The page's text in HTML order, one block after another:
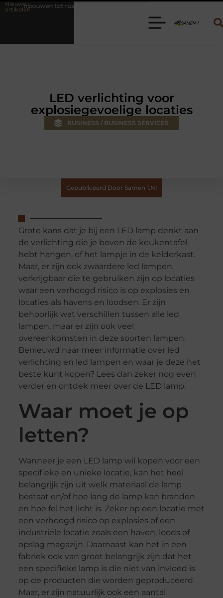
Nieuwe
artikelenmet een gietvloer in Brabant
LED verlichting voor
explosiegevoelige locaties
BUSINESS / BUSINESS SERVICES
Gepubliceerd Door Samen 1.nl
Grote kans dat je bij een LED lamp denkt aan
de verlichting die je boven de keukentafel
hebt hangen, of het lampje in de kelderkast.
Maar, er zijn ook zwaardere led lampen
verkrijgbaar die te gebruiken zijn op locaties
waar een verhoogd risico is op explosies en
locaties als havens en loodsen. Er zijn
behoorlijk wat verschillen tussen alle led
lampen, maar er zijn ook veel
overeenkomsten in deze soorten lampen.
Benieuwd naar meer informatie over led
verlichting en led lampen en waar je deze het
beste kunt kopen? Lees dan zeker nog even
verder en ontdek meer over de LED lamp.
Waar moet je op
letten?
Wanneer je een LED lamp wil kopen voor een
specifieke en unieke locatie, kan het heel
belangrijk zijn uit welk materiaal de lamp
bestaat en/of hoe lang de lamp kan branden
en hoe fel het licht is. Zeker op een locatie met
een verhoogd risico op explosies of een
industriële locatie zoals een haven, loods of
opslag magazijn. Daarnaast kan het in een
fabriek ook van groot belangrijk zijn dat het
een specifieke lamp is die niet van invloed is
op de producten die worden geproduceerd.
Maar, er zijn natuurlijk ook een aantal